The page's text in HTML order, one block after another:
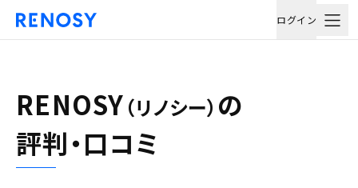
ログイン
RENOSY （リノシー） の
評判・口コミ